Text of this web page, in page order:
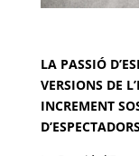
LA PASSIÓ
VERSIONS DE
INCREMENT